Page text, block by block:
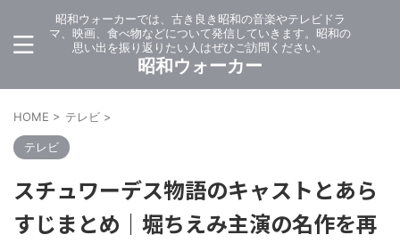
昭和ウォーカーでは、古き良き昭和の音楽やテレビドラ
マ、映画、食べ物などについて発信していきます。昭和の
思い出を振り返りたい人はぜひご訪問ください。
昭和ウォーカー
HOME > テレビ >
テレビ
スチュワーデス物語のキャストとあら
すじまとめ｜堀ちえみ主演の名作を再